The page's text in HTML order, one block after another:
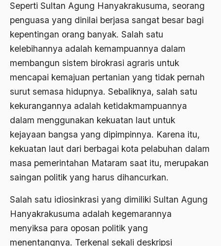
Seperti Sultan Agung Hanyakrakusuma, seorang
penguasa yang dinilai berjasa sangat besar bagi
kepentingan orang banyak. Salah satu
kelebihannya adalah kemampuannya dalam
membangun sistem birokrasi agraris untuk
mencapai kemajuan pertanian yang tidak pernah
surut semasa hidupnya. Sebaliknya, salah satu
kekurangannya adalah ketidakmampuannya
dalam menggunakan kekuatan laut untuk
kejayaan bangsa yang dipimpinnya. Karena itu,
kekuatan laut dari berbagai kota pelabuhan dalam
masa pemerintahan Mataram saat itu, merupakan
saingan politik yang harus dihancurkan.
Salah satu idiosinkrasi yang dimiliki Sultan Agung
Hanyakrakusuma adalah kegemarannya
menyiksa para oposan politik yang
menentangnya. Terkenal sekali deskripsi
2001
1999
1998
1996
1995
1994
1993
1992
1991
1990
1989
Abu Bakar Ba’asyir
Abu Hanifah
abu jihad
Abu Sangkan
Abu Zayd
Aceh
Ad-daulah
Adagium
Adaptif Islam
adat
Adat dan Syari'at
Adat Ngada
Adat Pra-Islam